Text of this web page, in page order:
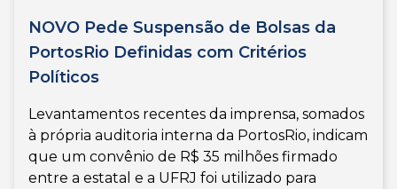
NOVO Pede Suspensão de Bolsas da
PortosRio Definidas com Critérios
Políticos
Levantamentos recentes da imprensa, somados
à própria auditoria interna da PortosRio, indicam
que um convênio de R$ 35 milhões firmado
entre a estatal e a UFRJ foi utilizado para